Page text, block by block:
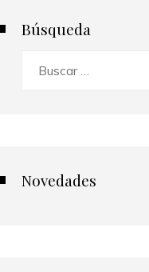
Búsqueda
Novedades